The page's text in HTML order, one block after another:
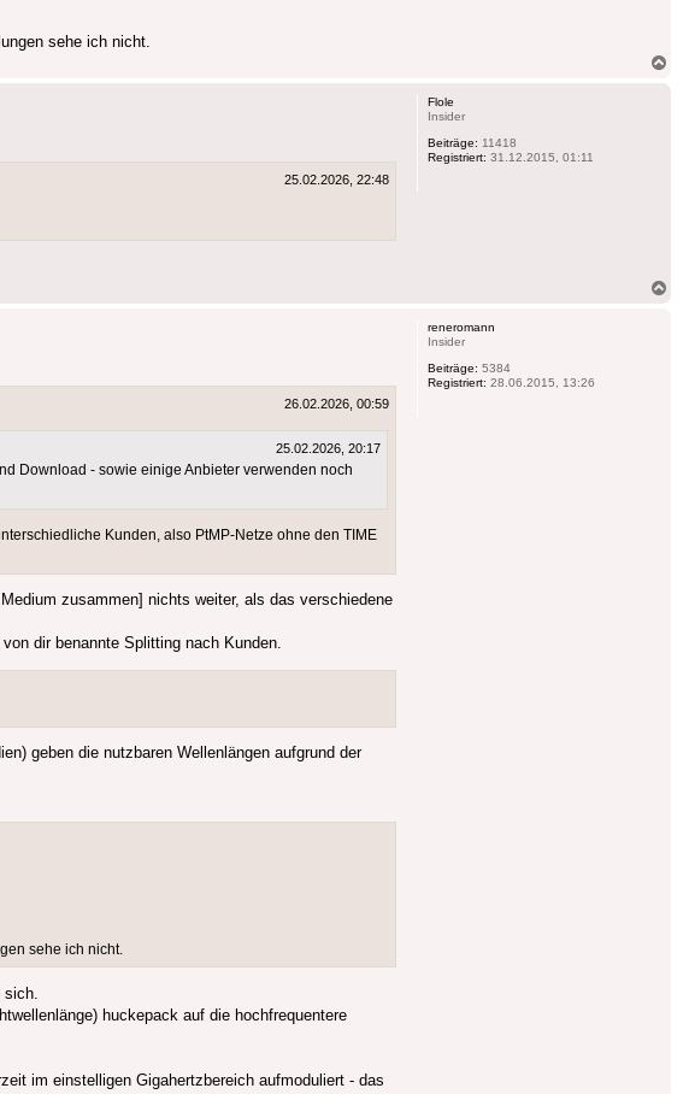
sehe ich nicht.
Flole
Insider
Beiträge: 11418
Registriert: 31.12.2015, 01:11
25.02.2026, 22:48
reneromann
Insider
Beiträge: 5384
Registriert: 28.06.2015, 13:26
26.02.2026, 00:59
25.02.2026, 20:17
Download - sowie einige Anbieter verwenden noch
Kunden, also PtMP-Netze ohne den TIME
zusammen] nichts weiter, als das verschiedene
dir benannte Splitting nach Kunden.
geben die nutzbaren Wellenlängen aufgrund der
sehe ich nicht.
huckepack auf die hochfrequentere
im einstelligen Gigahertzbereich aufmoduliert - das